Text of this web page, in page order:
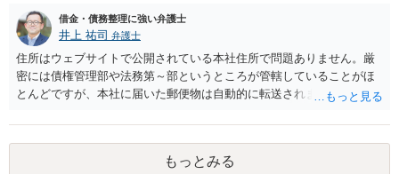
借金・債務整理に強い弁護士
井上 祐司 弁護士
住所はウェブサイトで公開されている本社住所で問題ありません。厳
密には債権管理部や法務第～部というところが管轄していることがほ
とんどですが、本社に届いた郵便物は自動的に転送されます。 内容証
すのが通例です。 なお、信用情報において三井住友カード株式会社が
債権者として表示されていればそこへ送るのが正解だとは思います
が、同社が貸付や立替によって取得した債権は完全子会社であるSMB
もっとみる